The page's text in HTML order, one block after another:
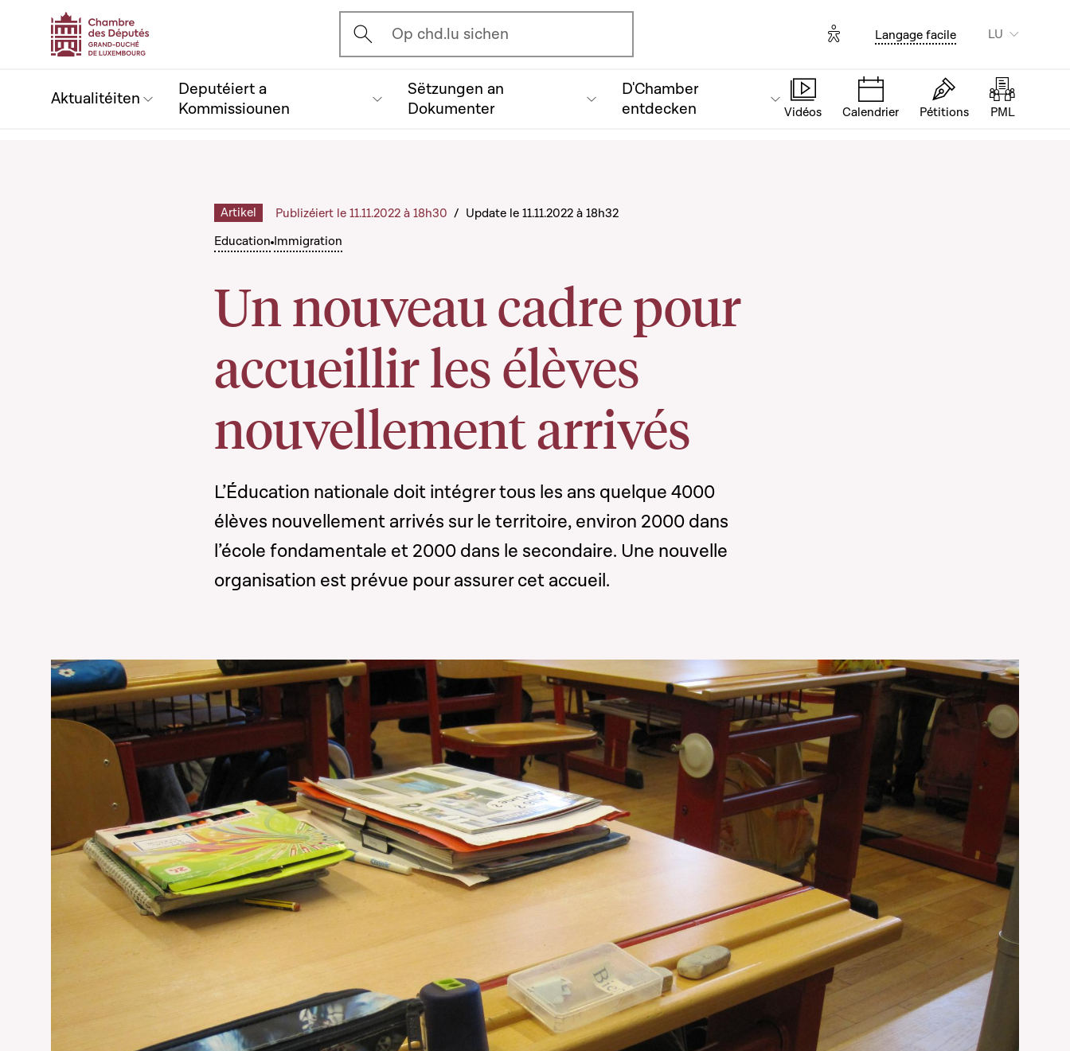
Ouvrir l'écran de recherche
Op chd.lu sichen Options d'accessibilité
Langage facile LU
Aktualitéiten
Deputéiert a
Kommissiounen
Sëtzungen an
Dokumenter
D'Chamber
entdecken
Vidéos Calendrier Pétitions PML
Education Immigration
Un nouveau cadre pour
accueillir les élèves
nouvellement arrivés
Artikel Publizéiert le 11.11.2022 à 18h30 / Update le 11.11.2022 à 18h32
L’Éducation nationale doit intégrer tous les ans quelque 4000
élèves nouvellement arrivés sur le territoire, environ 2000 dans
l’école fondamentale et 2000 dans le secondaire. Une nouvelle
organisation est prévue pour assurer cet accueil.